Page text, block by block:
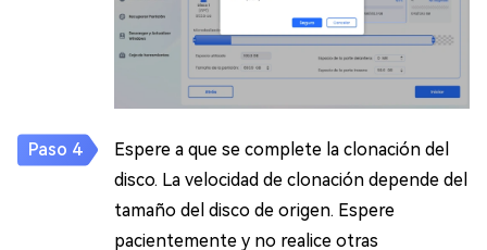
Espere a que se complete la clonación del
disco. La velocidad de clonación depende del
tamaño del disco de origen. Espere
pacientemente y no realice otras